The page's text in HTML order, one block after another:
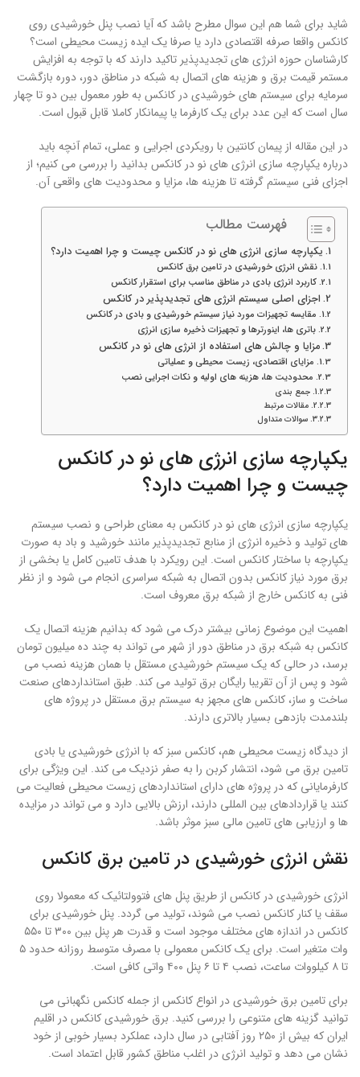
شاید برای شما هم این سوال مطرح باشد که آیا نصب پنل خورشیدی روی
کانکس واقعا صرفه اقتصادی دارد یا صرفا یک ایده زیست محیطی است؟
کارشناسان حوزه انرژی های تجدیدپذیر تاکید دارند که با توجه به افزایش
مستمر قیمت برق و هزینه های اتصال به شبکه در مناطق دور، دوره بازگشت
سرمایه برای سیستم های خورشیدی در کانکس به طور معمول بین دو تا چهار
سال است که این عدد برای یک کارفرما یا پیمانکار کاملا قابل قبول است.
در این مقاله از پیمان کانتین با رویکردی اجرایی و عملی، تمام آنچه باید
درباره یکپارچه سازی انرژی های نو در کانکس بدانید را بررسی می کنیم؛ از
اجزای فنی سیستم گرفته تا هزینه ها، مزایا و محدودیت های واقعی آن.
فهرست مطالب
یکپارچه سازی انرژی های نو در کانکس چیست و چرا اهمیت دارد؟
نقش انرژی خورشیدی در تامین برق کانکس
کاربرد انرژی بادی در مناطق مناسب برای استقرار کانکس
اجزای اصلی سیستم انرژی های تجدیدپذیر در کانکس
مقایسه تجهیزات مورد نیاز سیستم خورشیدی و بادی در کانکس
باتری ها، اینورترها و تجهیزات ذخیره سازی انرژی
مزایا و چالش های استفاده از انرژی های نو در کانکس
مزایای اقتصادی، زیست محیطی و عملیاتی
محدودیت ها، هزینه های اولیه و نکات اجرایی نصب
جمع بندی
مقالات مرتبط
سوالات متداول
یکپارچه سازی انرژی های نو در کانکس
چیست و چرا اهمیت دارد؟
یکپارچه سازی انرژی های نو در کانکس به معنای طراحی و نصب سیستم
های تولید و ذخیره انرژی از منابع تجدیدپذیر مانند خورشید و باد به صورت
یکپارچه با ساختار کانکس است. این رویکرد با هدف تامین کامل یا بخشی از
برق مورد نیاز کانکس بدون اتصال به شبکه سراسری انجام می شود و از نظر
فنی به کانکس خارج از شبکه برق معروف است.
اهمیت این موضوع زمانی بیشتر درک می شود که بدانیم هزینه اتصال یک
کانکس به شبکه برق در مناطق دور از شهر می تواند به چند ده میلیون تومان
برسد، در حالی که یک سیستم خورشیدی مستقل با همان هزینه نصب می
شود و پس از آن تقریبا رایگان برق تولید می کند. طبق استانداردهای صنعت
ساخت و ساز، کانکس های مجهز به سیستم برق مستقل در پروژه های
بلندمدت بازدهی بسیار بالاتری دارند.
از دیدگاه زیست محیطی هم، کانکس سبز که با انرژی خورشیدی یا بادی
تامین برق می شود، انتشار کربن را به صفر نزدیک می کند. این ویژگی برای
کارفرمایانی که در پروژه های دارای استانداردهای زیست محیطی فعالیت می
کنند یا قراردادهای بین المللی دارند، ارزش بالایی دارد و می تواند در مزایده
ها و ارزیابی های تامین مالی سبز موثر باشد.
نقش انرژی خورشیدی در تامین برق کانکس
انرژی خورشیدی در کانکس از طریق پنل های فتوولتائیک که معمولا روی
سقف یا کنار کانکس نصب می شوند، تولید می گردد. پنل خورشیدی برای
کانکس در اندازه های مختلف موجود است و قدرت هر پنل بین ۳۰۰ تا ۵۵۰
وات متغیر است. برای یک کانکس معمولی با مصرف متوسط روزانه حدود ۵
تا ۸ کیلووات ساعت، نصب ۴ تا ۶ پنل ۴۰۰ واتی کافی است.
برای تامین برق خورشیدی در انواع کانکس از جمله کانکس نگهبانی می
توانید گزینه های متنوعی را بررسی کنید. برق خورشیدی کانکس در اقلیم
ایران که بیش از ۲۵۰ روز آفتابی در سال دارد، عملکرد بسیار خوبی از خود
نشان می دهد و تولید انرژی در اغلب مناطق کشور قابل اعتماد است.